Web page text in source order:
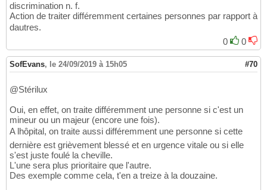
discrimination n. f.
Action de traiter différemment certaines personnes par rapport à
dautres.
0
0
SofEvans, le 24/09/2019 à 15h05 #70
@Stérilux
Oui, en effet, on traite différemment une personne si c'est un
mineur ou un majeur (encore une fois).
A lhôpital, on traite aussi différemment une personne si cette
dernière est grièvement blessé et en urgence vitale ou si elle
s'est juste foulé la cheville.
L'une sera plus prioritaire que l'autre.
Des exemple comme cela, t'en a treize à la douzaine.